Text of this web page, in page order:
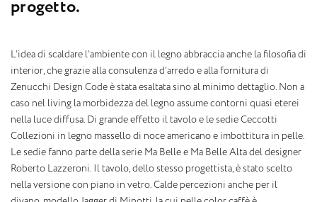
progetto.
L’idea di scaldare l’ambiente con il legno abbraccia anche la filosofia di
interior, che grazie alla consulenza d’arredo e alla fornitura di
Zenucchi Design Code è stata esaltata sino al minimo dettaglio. Non a
caso nel living la morbidezza del legno assume contorni quasi eterei
nella luce diffusa. Di grande effetto il tavolo e le sedie Ceccotti
Collezioni in legno massello di noce americano e imbottitura in pelle.
Le sedie fanno parte della serie Ma Belle e Ma Belle Alta del designer
Roberto Lazzeroni. Il tavolo, dello stesso progettista, è stato scelto
nella versione con piano in vetro. Calde percezioni anche per il